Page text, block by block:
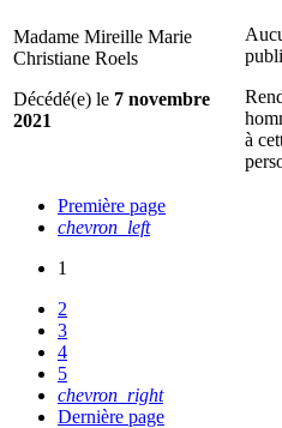
Madame Mireille Marie
Christiane Roels
Décédé(e) le 7 novembre
2021
à
Première page
chevron_left
1
2
3
4
5
chevron_right
Dernière page